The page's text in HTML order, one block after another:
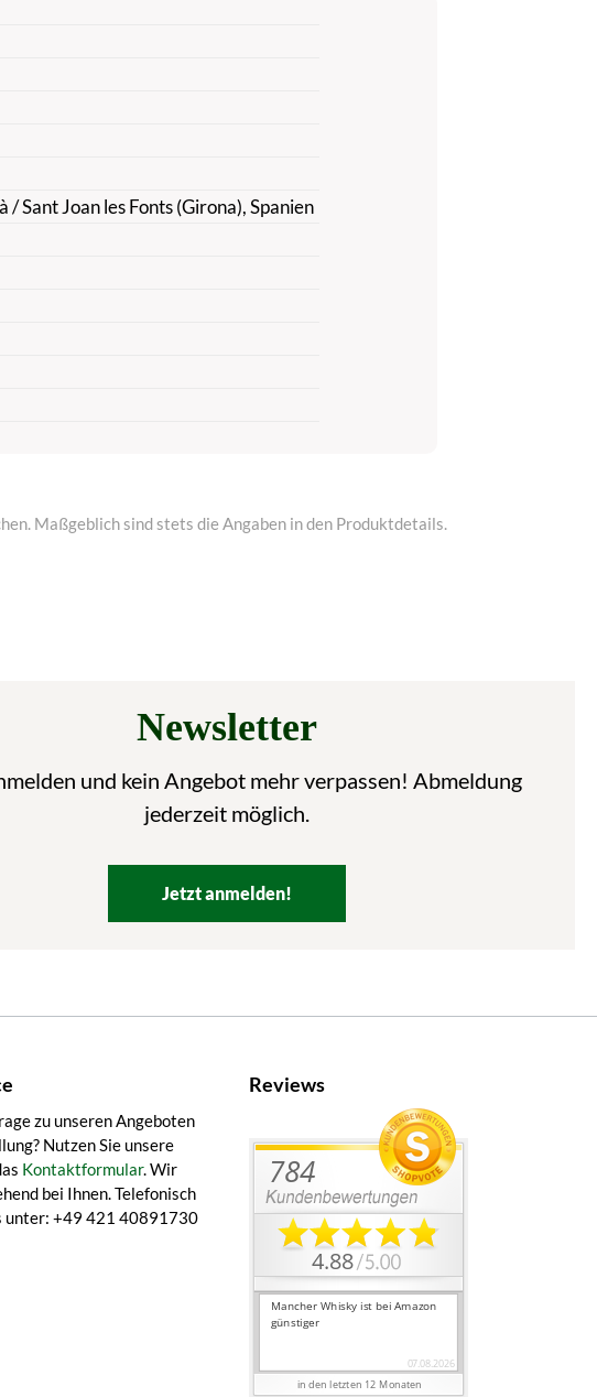
Sant Joan les Fonts (Girona), Spanien
Maßgeblich sind stets die Angaben in den Produktdetails.
Newsletter
und kein Angebot mehr verpassen! Abmeldung
jederzeit möglich.
Jetzt anmelden!
zu unseren Angeboten
Nutzen Sie unsere
Kontaktformular. Wir
bei Ihnen. Telefonisch
unter: +49 421 40891730
Reviews